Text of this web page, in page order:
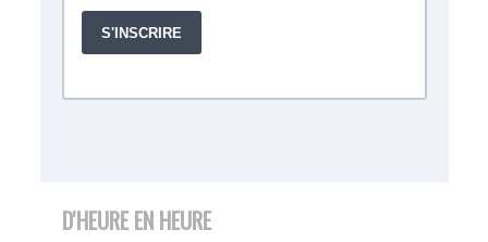
D'HEURE EN HEURE